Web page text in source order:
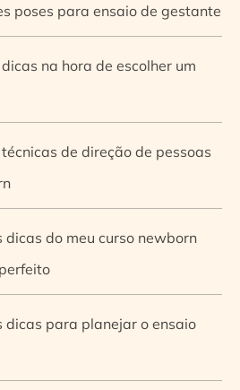
poses para ensaio de gestante
na hora de escolher um
de direção de pessoas
dicas do meu curso newborn
dicas para planejar o ensaio